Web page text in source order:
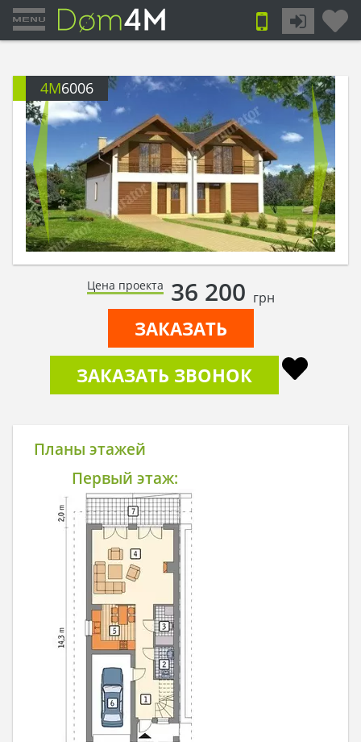
4M6006
Цена проекта 36 200 грн
ЗАКАЗАТЬ
ЗАКАЗАТЬ ЗВОНОК
Планы этажей
Первый этаж: